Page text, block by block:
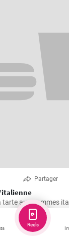
Partager
tarte aux pommes
Reels